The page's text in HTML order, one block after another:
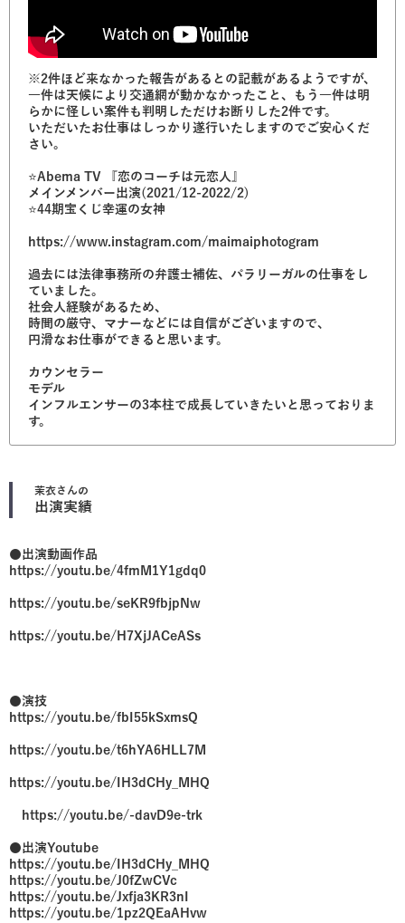
※2件ほど来なかった報告があるとの記載があるようですが、
一件は天候により交通網が動かなかったこと、もう一件は明
らかに怪しい案件も判明しただけお断りした2件です。
いただいたお仕事はしっかり遂行いたしますのでご安心くだ
さい。
⭐️Abema TV 『恋のコーチは元恋人』
メインメンバー出演(2021/12-2022/2)
⭐️44期宝くじ幸運の女神
https://www.instagram.com/maimaiphotogram
過去には法律事務所の弁護士補佐、パラリーガルの仕事をし
ていました。
社会人経験があるため、
時間の厳守、マナーなどには自信がございますので、
円滑なお仕事ができると思います。
カウンセラー
モデル
インフルエンサーの3本柱で成長していきたいと思っておりま
す。
茉衣さんの
出演実績
●出演動画作品
https://youtu.be/4fmM1Y1gdq0
https://youtu.be/seKR9fbjpNw
https://youtu.be/H7XjJACeASs
●演技
https://youtu.be/fbI55kSxmsQ
https://youtu.be/t6hYA6HLL7M
https://youtu.be/IH3dCHy_MHQ
https://youtu.be/-davD9e-trk
●出演Youtube
https://youtu.be/IH3dCHy_MHQ
https://youtu.be/J0fZwCVc
https://youtu.be/Jxfja3KR3nI
https://youtu.be/1pz2QEaAHvw